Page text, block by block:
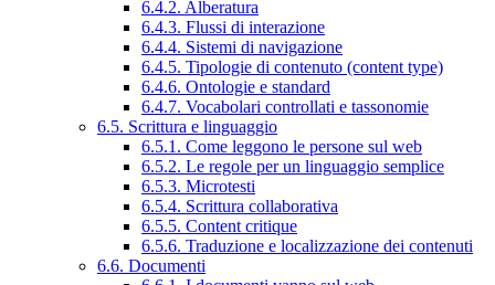
6.4.2. Alberatura
6.4.3. Flussi di interazione
6.4.4. Sistemi di navigazione
6.4.5. Tipologie di contenuto (content type)
6.4.6. Ontologie e standard
6.4.7. Vocabolari controllati e tassonomie
6.5. Scrittura e linguaggio
6.5.1. Come leggono le persone sul web
6.5.2. Le regole per un linguaggio semplice
6.5.3. Microtesti
6.5.4. Scrittura collaborativa
6.5.5. Content critique
6.5.6. Traduzione e localizzazione dei contenuti
6.6. Documenti